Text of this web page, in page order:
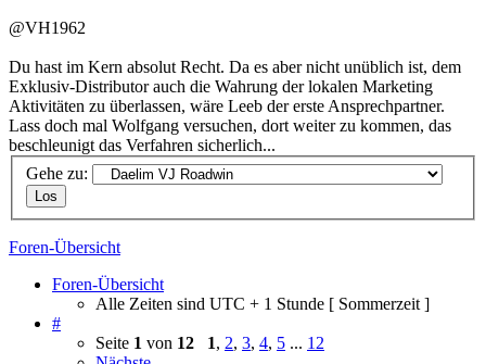
@VH1962
Du hast im Kern absolut Recht. Da es aber nicht unüblich ist, dem
Exklusiv-Distributor auch die Wahrung der lokalen Marketing
Aktivitäten zu überlassen, wäre Leeb der erste Ansprechpartner.
Lass doch mal Wolfgang versuchen, dort weiter zu kommen, das
beschleunigt das Verfahren sicherlich...
Gehe zu:
Foren-Übersicht
Foren-Übersicht
Alle Zeiten sind UTC + 1 Stunde [ Sommerzeit ]
#
Seite 1 von 12 1, 2, 3, 4, 5 ... 12